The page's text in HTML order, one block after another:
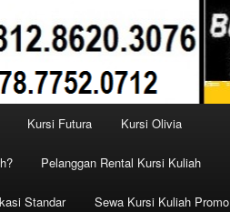
Kursi Futura Kursi Olivia
Pelanggan Rental Kursi Kuliah
Standar Sewa Kursi Kuliah Promo